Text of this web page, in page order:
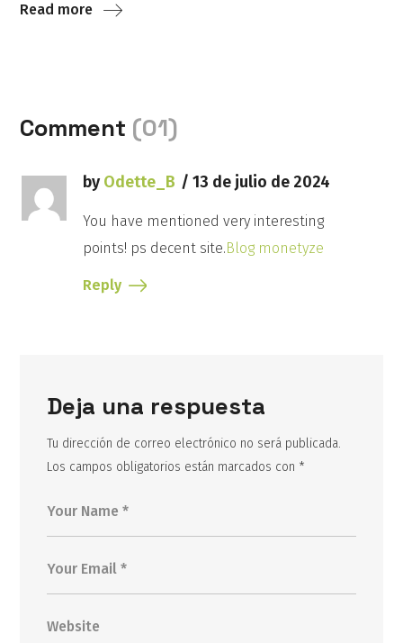
Read more
Comment (01)
by Odette_B 13 de julio de 2024
You have mentioned very interesting
points! ps decent site.Blog monetyze
Reply
Deja una respuesta
Tu dirección de correo electrónico no será publicada.
Los campos obligatorios están marcados con *